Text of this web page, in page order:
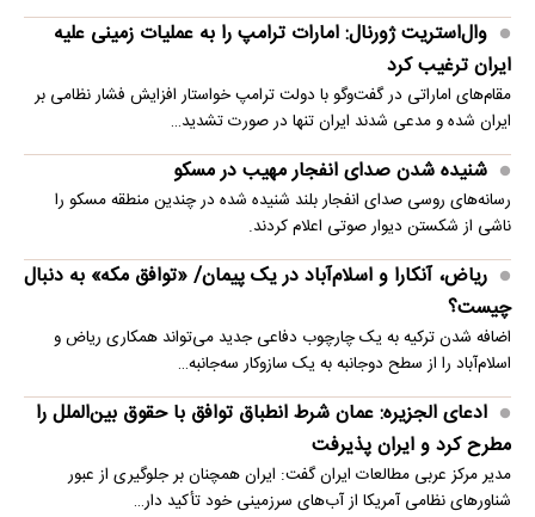
وال‌استریت ژورنال: امارات ترامپ را به عملیات زمینی علیه
ایران ترغیب کرد
مقام‌های اماراتی در گفت‌وگو با دولت ترامپ خواستار افزایش فشار نظامی بر
ایران شده و مدعی شدند ایران تنها در صورت تشدید…
شنیده شدن صدای انفجار مهیب در مسکو
رسانه‌های روسی صدای انفجار بلند شنیده شده در چندین منطقه مسکو را
ناشی از شکستن دیوار صوتی اعلام کردند.
ریاض، آنکارا و اسلام‌آباد در یک پیمان/ «توافق مکه» به دنبال
چیست؟
اضافه شدن ترکیه به یک چارچوب دفاعی جدید می‌تواند همکاری ریاض و
اسلام‌آباد را از سطح دوجانبه به یک سازوکار سه‌جانبه…
ادعای الجزیره: عمان شرط انطباق توافق با حقوق بین‌الملل را
مطرح کرد و ایران پذیرفت
مدیر مرکز عربی مطالعات ایران گفت: ایران همچنان بر جلوگیری از عبور
شناورهای نظامی آمریکا از آب‌های سرزمینی خود تأکید دار…